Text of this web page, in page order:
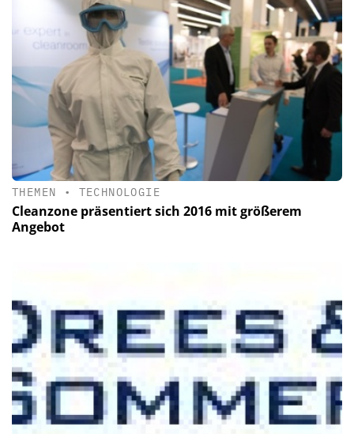
THEMEN • TECHNOLOGIE
Cleanzone präsentiert sich 2016 mit größerem
Angebot